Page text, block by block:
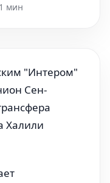
1 мин
"Интером"
Сен-
Халили